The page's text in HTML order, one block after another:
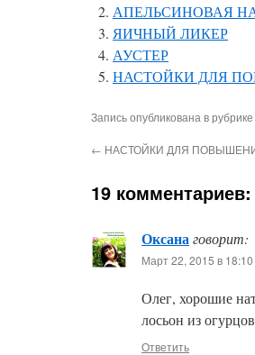
АПЕЛЬСИНОВАЯ
ЯИЧНЫЙ ЛИКЕР
АУСТЕР
НАСТОЙКИ ДЛЯ
Запись опубликована в рубрике
← НАСТОЙКИ ДЛЯ
19 комментариев:
Оксанаговорит:
Март 22, 2015 в 18:10
Олег, хорошие
лосьон из
Ответить